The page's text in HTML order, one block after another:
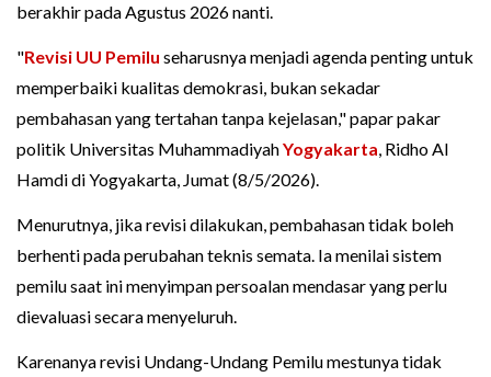
berakhir pada Agustus 2026 nanti.
"Revisi UU Pemilu seharusnya menjadi agenda penting untuk
memperbaiki kualitas demokrasi, bukan sekadar
pembahasan yang tertahan tanpa kejelasan," papar pakar
politik Universitas MuhammadiyahYogyakarta, Ridho Al
Hamdi di Yogyakarta, Jumat (8/5/2026).
Menurutnya, jika revisi dilakukan, pembahasan tidak boleh
berhenti pada perubahan teknis semata. Ia menilai sistem
pemilu saat ini menyimpan persoalan mendasar yang perlu
dievaluasi secara menyeluruh.
Karenanya revisi Undang-Undang Pemilu mestunya tidak